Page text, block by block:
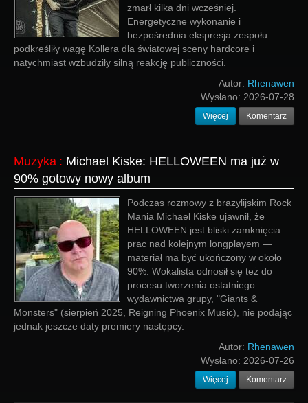
zmarł kilka dni wcześniej.
Energetyczne wykonanie i
bezpośrednia ekspresja zespołu
podkreśliły wagę Kollera dla światowej sceny hardcore i
natychmiast wzbudziły silną reakcję publiczności.
Autor: Rhenawen
Wysłano: 2026-07-28
Więcej Komentarz
Muzyka : Michael Kiske: HELLOWEEN ma już w
90% gotowy nowy album
Podczas rozmowy z brazylijskim Rock
Mania Michael Kiske ujawnił, że
HELLOWEEN jest bliski zamknięcia
prac nad kolejnym longplayem —
materiał ma być ukończony w około
90%. Wokalista odnosił się też do
procesu tworzenia ostatniego
wydawnictwa grupy, "Giants &
Monsters" (sierpień 2025, Reigning Phoenix Music), nie podając
jednak jeszcze daty premiery następcy.
Autor: Rhenawen
Wysłano: 2026-07-26
Więcej Komentarz